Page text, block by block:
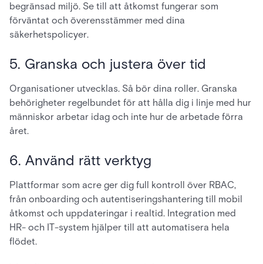
begränsad miljö. Se till att åtkomst fungerar som
förväntat och överensstämmer med dina
säkerhetspolicyer.
5. Granska och justera över tid
Organisationer utvecklas. Så bör dina roller. Granska
behörigheter regelbundet för att hålla dig i linje med hur
människor arbetar idag och inte hur de arbetade förra
året.
6. Använd rätt verktyg
Plattformar som acre ger dig full kontroll över RBAC,
från onboarding och autentiseringshantering till mobil
åtkomst och uppdateringar i realtid. Integration med
HR- och IT-system hjälper till att automatisera hela
flödet.